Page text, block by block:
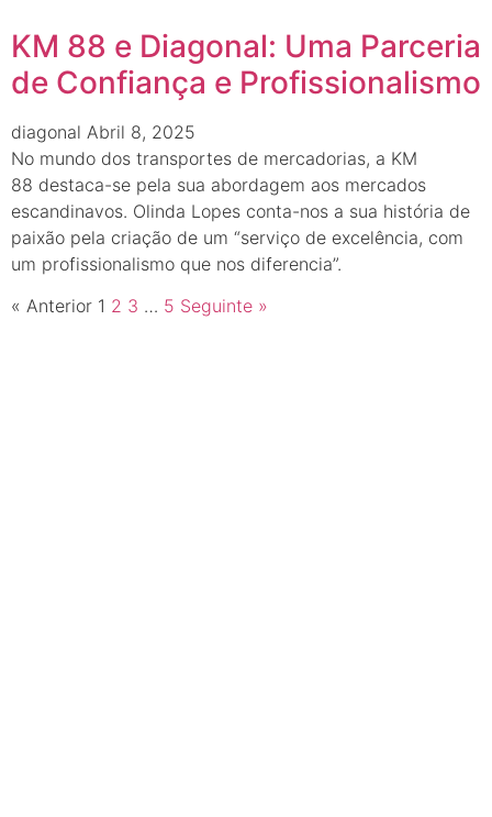
KM 88 e Diagonal: Uma Parceria
de Confiança e Profissionalismo
diagonal Abril 8, 2025
No mundo dos transportes de mercadorias, a KM
88 destaca-se pela sua abordagem aos mercados
escandinavos. Olinda Lopes conta-nos a sua história de
paixão pela criação de um “serviço de excelência, com
um profissionalismo que nos diferencia”.
« Anterior 1 2 3 … 5 Seguinte »